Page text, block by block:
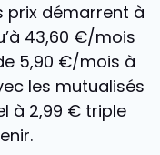
prix démarrent à
43,60 €/mois
5,90 €/mois à
les mutualisés
à 2,99 € triple